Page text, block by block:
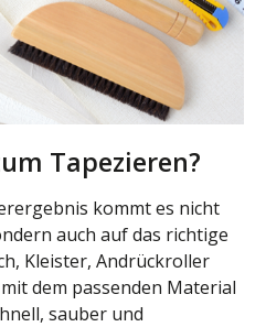
Tapezieren?
kommt es nicht
auch auf das richtige
Kleister, Andrückroller
dem passenden Material
sauber und